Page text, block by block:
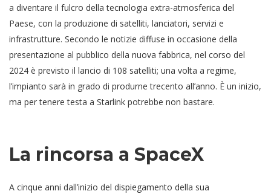
a diventare il fulcro della tecnologia extra-atmosferica del
Paese, con la produzione di satelliti, lanciatori, servizi e
infrastrutture. Secondo le notizie diffuse in occasione della
presentazione al pubblico della nuova fabbrica, nel corso del
2024 è previsto il lancio di 108 satelliti; una volta a regime,
l’impianto sarà in grado di produrne trecento all’anno. È un inizio,
ma per tenere testa a Starlink potrebbe non bastare.
La rincorsa a SpaceX
A cinque anni dall’inizio del dispiegamento della sua